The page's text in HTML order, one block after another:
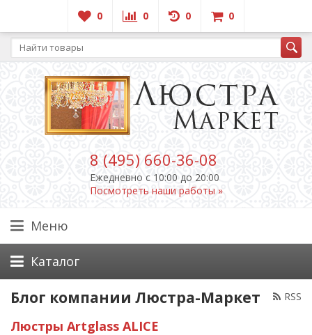
0 0 0 0
8 (495) 660-36-08
Ежедневно c 10:00 до 20:00
Посмотреть наши работы »
Меню
Каталог
RSS
Блог компании Люстра-Маркет
Люстры Artglass ALICE